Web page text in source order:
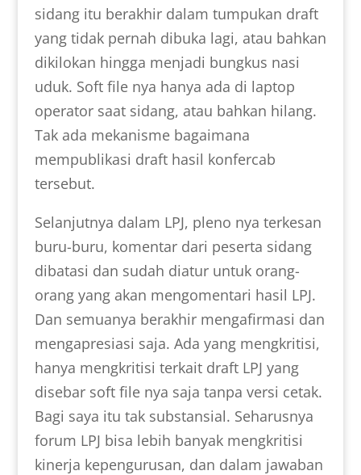
sidang itu berakhir dalam tumpukan draft
yang tidak pernah dibuka lagi, atau bahkan
dikilokan hingga menjadi bungkus nasi
uduk. Soft file nya hanya ada di laptop
operator saat sidang, atau bahkan hilang.
Tak ada mekanisme bagaimana
mempublikasi draft hasil konfercab
tersebut.
Selanjutnya dalam LPJ, pleno nya terkesan
buru-buru, komentar dari peserta sidang
dibatasi dan sudah diatur untuk orang-
orang yang akan mengomentari hasil LPJ.
Dan semuanya berakhir mengafirmasi dan
mengapresiasi saja. Ada yang mengkritisi,
hanya mengkritisi terkait draft LPJ yang
disebar soft file nya saja tanpa versi cetak.
Bagi saya itu tak substansial. Seharusnya
forum LPJ bisa lebih banyak mengkritisi
kinerja kepengurusan, dan dalam jawaban